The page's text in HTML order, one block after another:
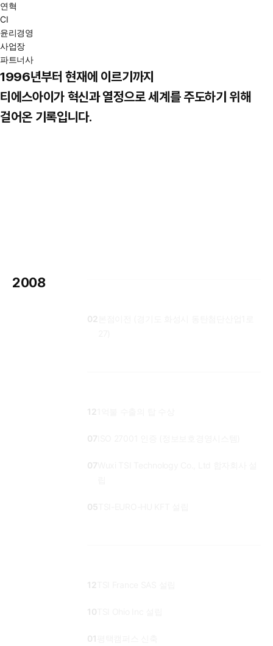
연혁
CI
윤리경영
사업장
파트너사
1996년부터 현재에 이르기까지
티에스아이가 혁신과 열정으로 세계를 주도하기 위해
걸어온 기록입니다.
2008
02
12
07
07
05
12
10
01